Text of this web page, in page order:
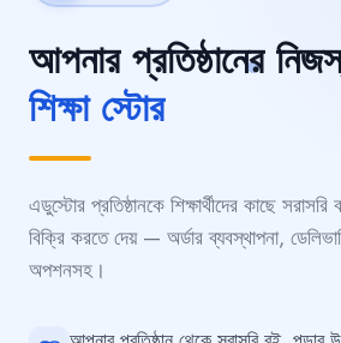
আপনার প্রতিষ্ঠানের
শিক্ষা স্টোর
এডুস্টোর প্রতিষ্ঠানকে শিক্ষার্থীদের কাছে
বিক্রি করতে দেয় — অর্ডার ব্যবস্থাপনা,
অপশনসহ।